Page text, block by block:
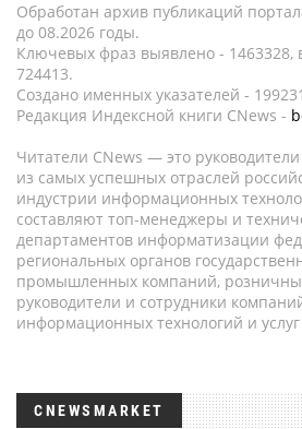
Обработан архив публикаций
до 08.2026 годы.
Ключевых фраз выявлено - 1463328,
724413.
Создано именных указателей -
Редакция Индексной книги CNews -
Читатели CNews — это
из самых успешных отраслей
индустрии информационных
составляют топ-менеджеры и
департаментов информатизации
региональных органов
промышленных компаний,
руководители и сотрудники
информационных технологий и услуг
CNEWSMARKET